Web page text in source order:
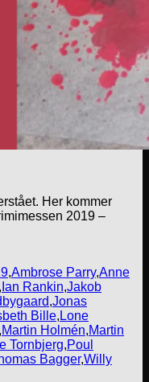
Her kommer
2019 –
,Ambrose Parry,Anne
, Ian Rankin,Jakob
,Jonas
Bille, Lone
,Martin Holmén,Martin
Tornbjerg,Poul
Bagger,Willy